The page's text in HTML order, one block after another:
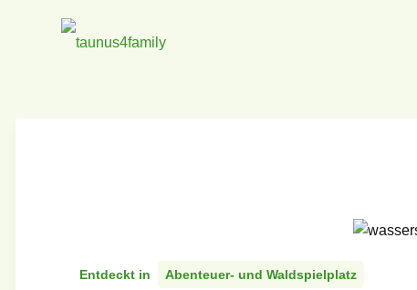
Entdeckt in Abenteuer- und Waldspielplatz